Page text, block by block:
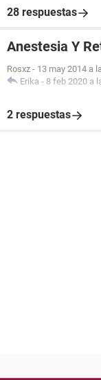
28 respuestas
Anestesia Y
Rosxz - 13 may 2014 a
Erika - 8 feb 2020 a
2 respuestas